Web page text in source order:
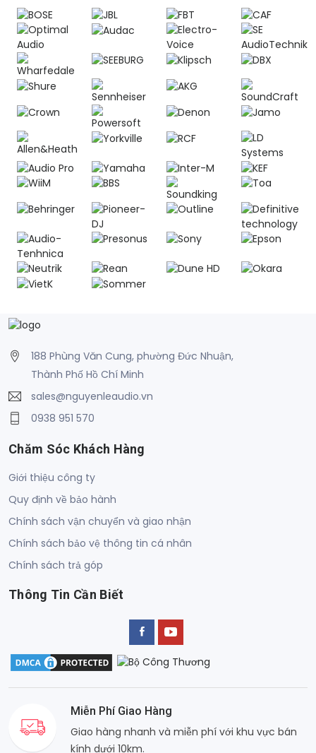
188 Phùng Văn Cung, phường Đức Nhuận,
Thành Phố Hồ Chí Minh
sales@nguyenleaudio.vn
0938 951 570
Chăm Sóc Khách Hàng
Giới thiệu công ty
Quy định về bảo hành
Chính sách vận chuyển và giao nhận
Chính sách bảo vệ thông tin cá nhân
Chính sách trả góp
Thông Tin Cần Biết
Miễn Phí Giao Hàng
Giao hàng nhanh và miễn phí với khu vực bán
kính dưới 10km.